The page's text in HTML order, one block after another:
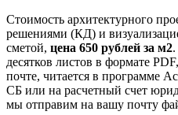
Стоимость архитектурного
решениями (КД) и
сметой, цена 650 рублей за м2
десятков листов в формате
почте, читается в программе
СБ или на расчетный счет
мы отправим на вашу почту